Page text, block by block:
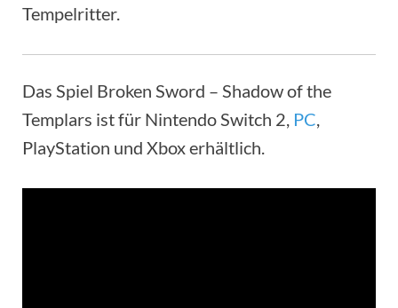
Tempelritter.
Das Spiel Broken Sword – Shadow of the
Templars ist für Nintendo Switch 2, PC
PlayStation und Xbox erhältlich.